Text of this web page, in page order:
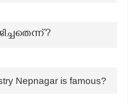
Nepnagar is famous?